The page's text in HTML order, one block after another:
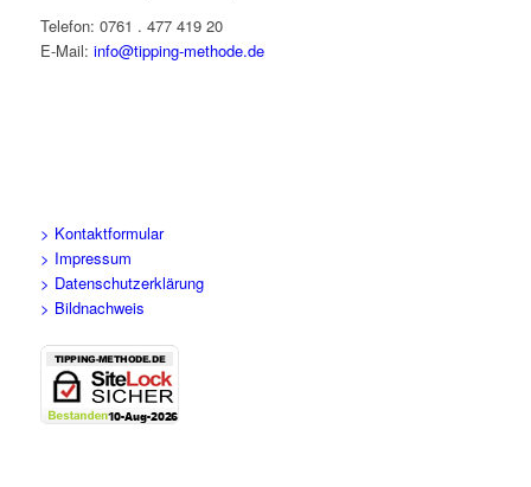
Telefon: 0761 . 477 419 20
E-Mail: info@tipping-methode.de
> Kontaktformular
> Impressum
> Datenschutzerklärung
> Bildnachweis